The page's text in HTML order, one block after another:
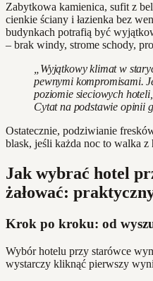
Zabytkowa kamienica, sufit z
cienkie ściany i łazienka bez
budynkach potrafią być
– brak windy, strome schody,
„Wyjątkowy klimat w
pewnymi kompromisami.
poziomie sieciowych
Cytat na podstawie opinii
Ostatecznie, podziwianie
blask, jeśli każda noc to walka z
Jak wybrać hotel
żałować:
Krok po kroku: od
Wybór hotelu przy starówce
wystarczy kliknąć pierwszy